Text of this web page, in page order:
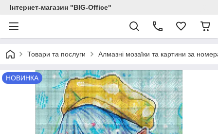
Інтернет-магазин "BIG-Office"
Товари та послуги Алмазні мозаїки та картини за
НОВИНКА